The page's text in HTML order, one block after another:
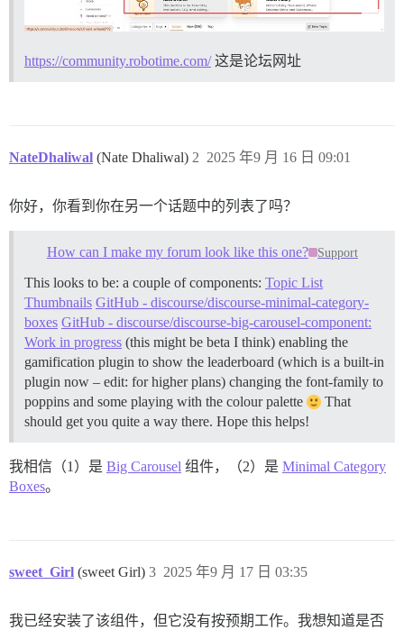
https://community.robotime.com/这是论坛网址
NateDhaliwal (Nate Dhaliwal) 2025 年9 月 16 日 09:01
2
你好，你看到你在另一个话题中的列表了吗？
How can I make my forum look like this one? Support
This looks to be: a couple of components: Topic List
Thumbnails GitHub - discourse/discourse-minimal-category-
boxes GitHub - discourse/discourse-big-carousel-component:
Work in progress (this might be beta I think) enabling the
gamification plugin to show the leaderboard (which is a built-in
plugin now – edit: for higher plans) changing the font-family to
poppins and some playing with the colour palette
That
should get you quite a way there. Hope this helps!
我相信（1）是 Big Carousel 组件，（2）是 Minimal Category
Boxes。
sweet_Girl (sweet Girl) 2025 年9 月 17 日 03:35
3
我已经安装了该组件，但它没有按预期工作。我想知道是否